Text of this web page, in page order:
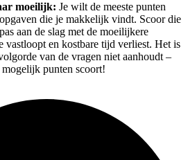
moeilijk: Je wilt de meeste punten
die je makkelijk vindt. Scoor die
aan de slag met de moeilijkere
en kostbare tijd verliest. Het is
van de vragen niet aanhoudt –
punten scoort!